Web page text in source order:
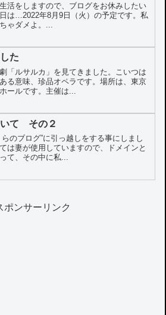
活をしますので、ブログをお休みしたい
は…2022年8月9日（火）の予定です。私
ゃダメよ。...
た
「ルサルカ」を見てきました。こいつは
る意味、珍品オペラです。場所は、東京
ールです。主催は...
いて その２
のブログ”に引っ越しをする事にしまし
は妻が使用していますので、ドメインと
て、その中に私...
ポンサーリンク